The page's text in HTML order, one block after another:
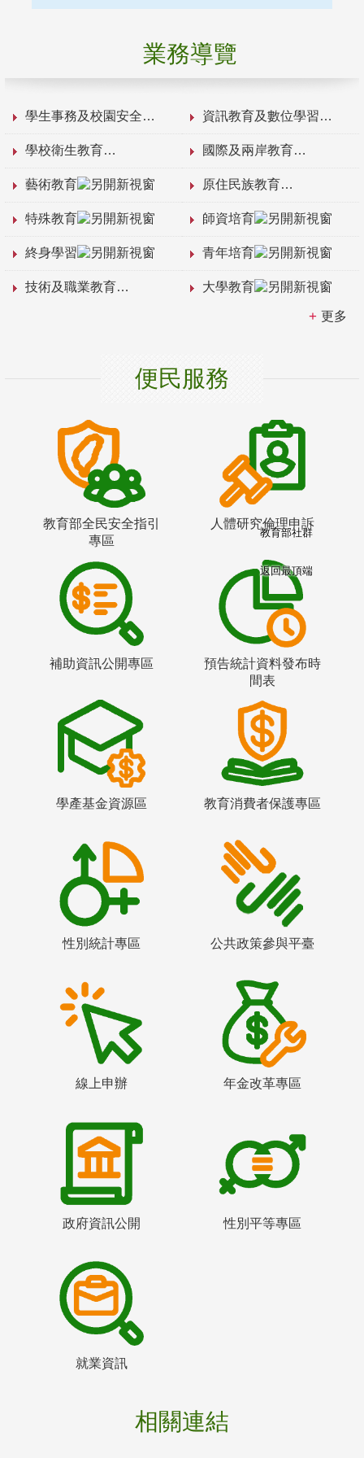
業務導覽
學生事務及校園安全 資訊教育及數位學習
學校衛生教育 國際及兩岸教育
藝術教育 原住民族教育
特殊教育 師資培育
終身學習 青年培育
技術及職業教育 大學教育
更多
便民服務
教育部全民安全指引
專區
人體研究倫理申訴
補助資訊公開專區
預告統計資料發布時
間表
學產基金資源區 教育消費者保護專區
性別統計專區 公共政策參與平臺
線上申辦 年金改革專區
政府資訊公開 性別平等專區
就業資訊
相關連結
教育部社群
返回最頂端